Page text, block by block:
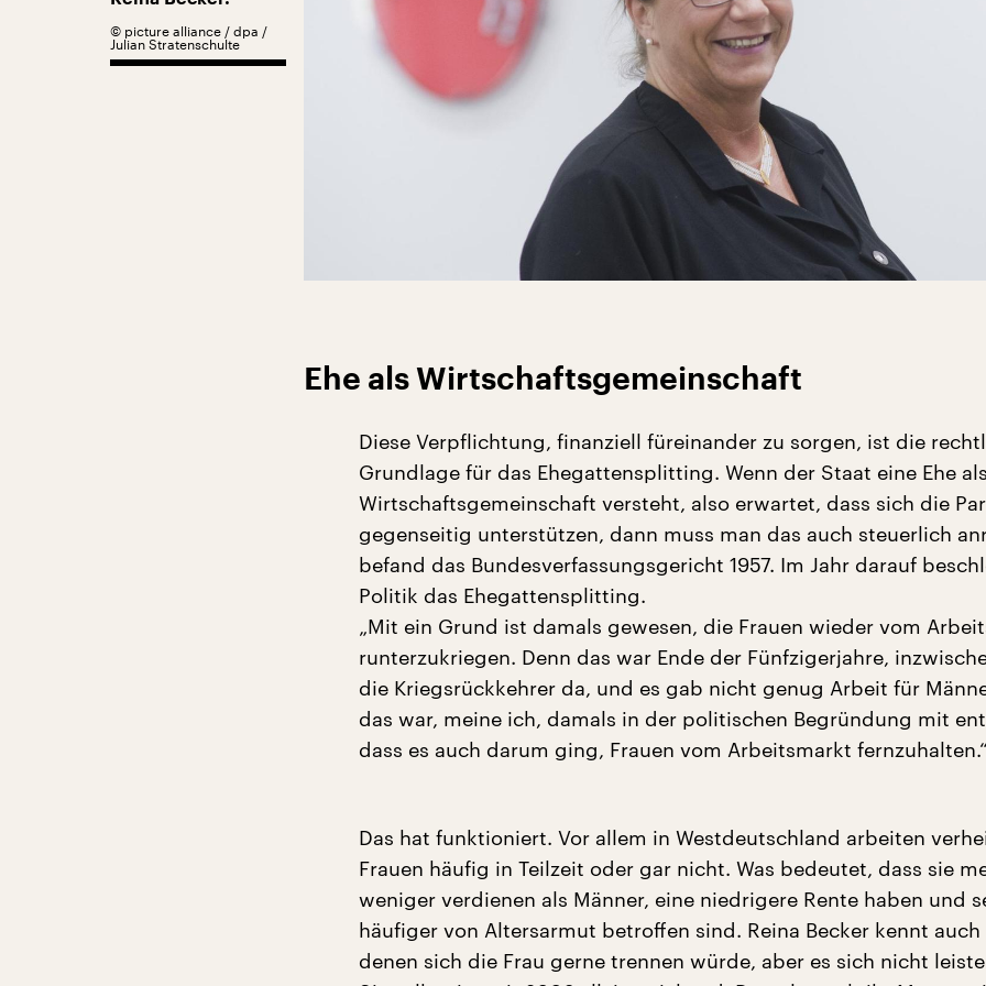
© picture alliance / dpa /
Julian Stratenschulte
Ehe als Wirtschaftsgemeinschaft
Diese Verpflichtung, finanziell füreinander zu sorgen, ist die
Grundlage für das Ehegattensplitting. Wenn der Staat eine Ehe als
Wirtschaftsgemeinschaft versteht, also erwartet, dass sich die
gegenseitig unterstützen, dann muss man das auch steuerlich
befand das Bundesverfassungsgericht 1957. Im Jahr darauf
Politik das Ehegattensplitting.
„Mit ein Grund ist damals gewesen, die Frauen wieder vom
runterzukriegen. Denn das war Ende der Fünfzigerjahre,
die Kriegsrückkehrer da, und es gab nicht genug Arbeit für
das war, meine ich, damals in der politischen Begründung mit
dass es auch darum ging, Frauen vom Arbeitsmarkt fernzuhalten.“
Das hat funktioniert. Vor allem in Westdeutschland arbeiten
Frauen häufig in Teilzeit oder gar nicht. Was bedeutet, dass sie
weniger verdienen als Männer, eine niedrigere Rente haben und
häufiger von Altersarmut betroffen sind. Reina Becker kennt auch
denen sich die Frau gerne trennen würde, aber es sich nicht